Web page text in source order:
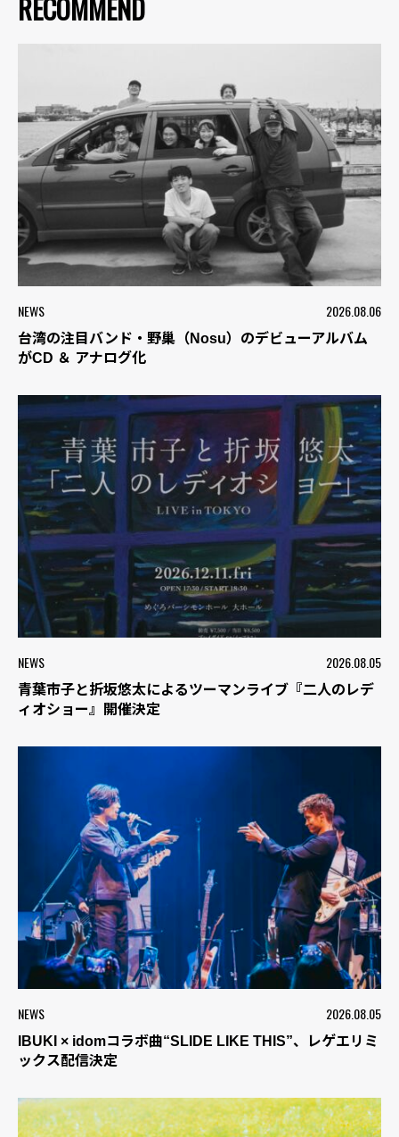
RECOMMEND
NEWS 2026.08.06
台湾の注目バンド・野巢（Nosu）のデビューアルバム
がCD ＆ アナログ化
NEWS 2026.08.05
青葉市子と折坂悠太によるツーマンライブ『二人のレデ
ィオショー』開催決定
NEWS 2026.08.05
IBUKI × idomコラボ曲“SLIDE LIKE THIS”、レゲエリミ
ックス配信決定